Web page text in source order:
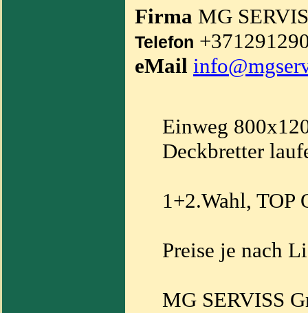
Firma MG
Telefon
eMail
Einweg
Deckbretter
1+2.Wahl, TOP
Preise je nach
MG SERVISS